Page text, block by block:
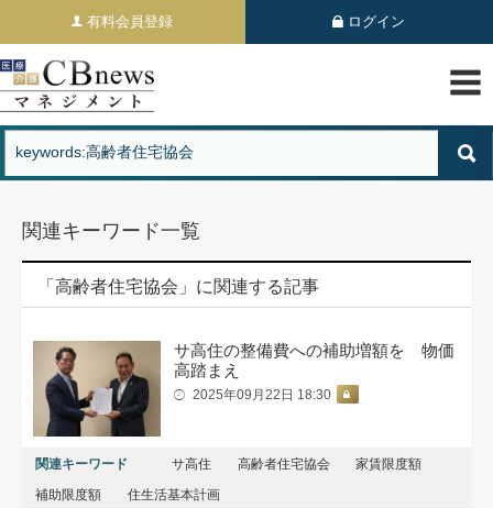
有料会員登録 ログイン
関連キーワード一覧
「高齢者住宅協会」に関連する記事
サ高住の整備費への補助増額を 物価
高踏まえ
2025年09月22日 18:30
関連キーワード サ高住 高齢者住宅協会
家賃限度額
補助限度額
住生活基本計画